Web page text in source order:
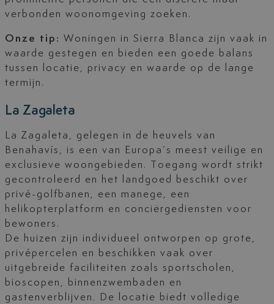
verbonden woonomgeving zoeken.
Onze tip: Woningen in Sierra Blanca zijn vaak in
waarde gestegen en bieden een goede balans
tussen locatie, privacy en waarde op de lange
termijn.
La Zagaleta
La Zagaleta, gelegen in de heuvels van
Benahavís, is een van Europa’s meest veilige en
exclusieve woongebieden. Toegang wordt strikt
gecontroleerd en het landgoed beschikt over
privé-golfbanen, een manege, een
helikopterplatform en conciërgediensten voor
bewoners.
De huizen zijn individueel ontworpen op grote,
privépercelen en beschikken vaak over
uitgebreide faciliteiten zoals sportscholen,
bioscopen, binnenzwembaden en
gastenverblijven. De locatie biedt volledige